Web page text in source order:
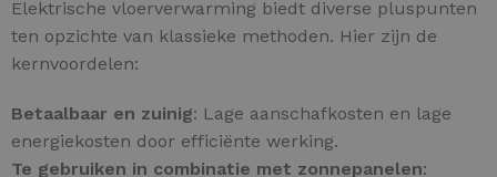
Elektrische vloerverwarming biedt diverse pluspunten
ten opzichte van klassieke methoden. Hier zijn de
kernvoordelen:
Betaalbaar en zuinig: Lage aanschafkosten en lage
energiekosten door efficiënte werking.
Te gebruiken in combinatie met zonnepanelen: